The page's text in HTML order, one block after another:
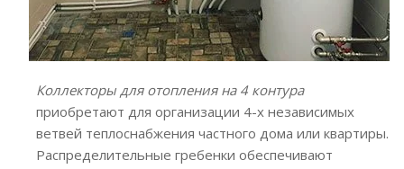
Коллекторы для отопления на 4 контура
приобретают для организации 4-х независимых
ветвей теплоснабжения частного дома или квартиры.
Распределительные гребенки обеспечивают